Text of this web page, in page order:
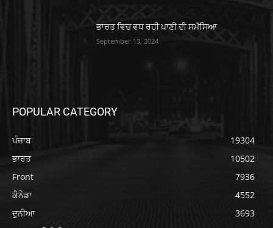
ਭਾਰਤ ਵਿਚ ਵਧ ਰਹੀ ਪਾਣੀ ਦੀ ਸਮੱਸਿਆ
September 13, 2024
POPULAR CATEGORY
ਪੰਜਾਬ
19304
ਭਾਰਤ
10502
Front
7936
ਕੈਨੇਡਾ
4552
ਦੁਨੀਆ
3693